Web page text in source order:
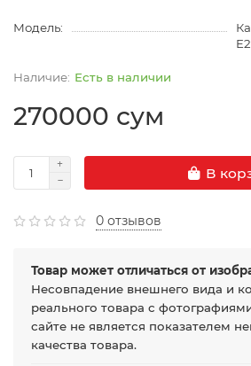
Модель:
Есть в наличии
270000 сум
В
0 отзывов
Товар может отличаться от
Несовпадение внешнего вида и
реального товара с
сайте не является показателем
качества товара.